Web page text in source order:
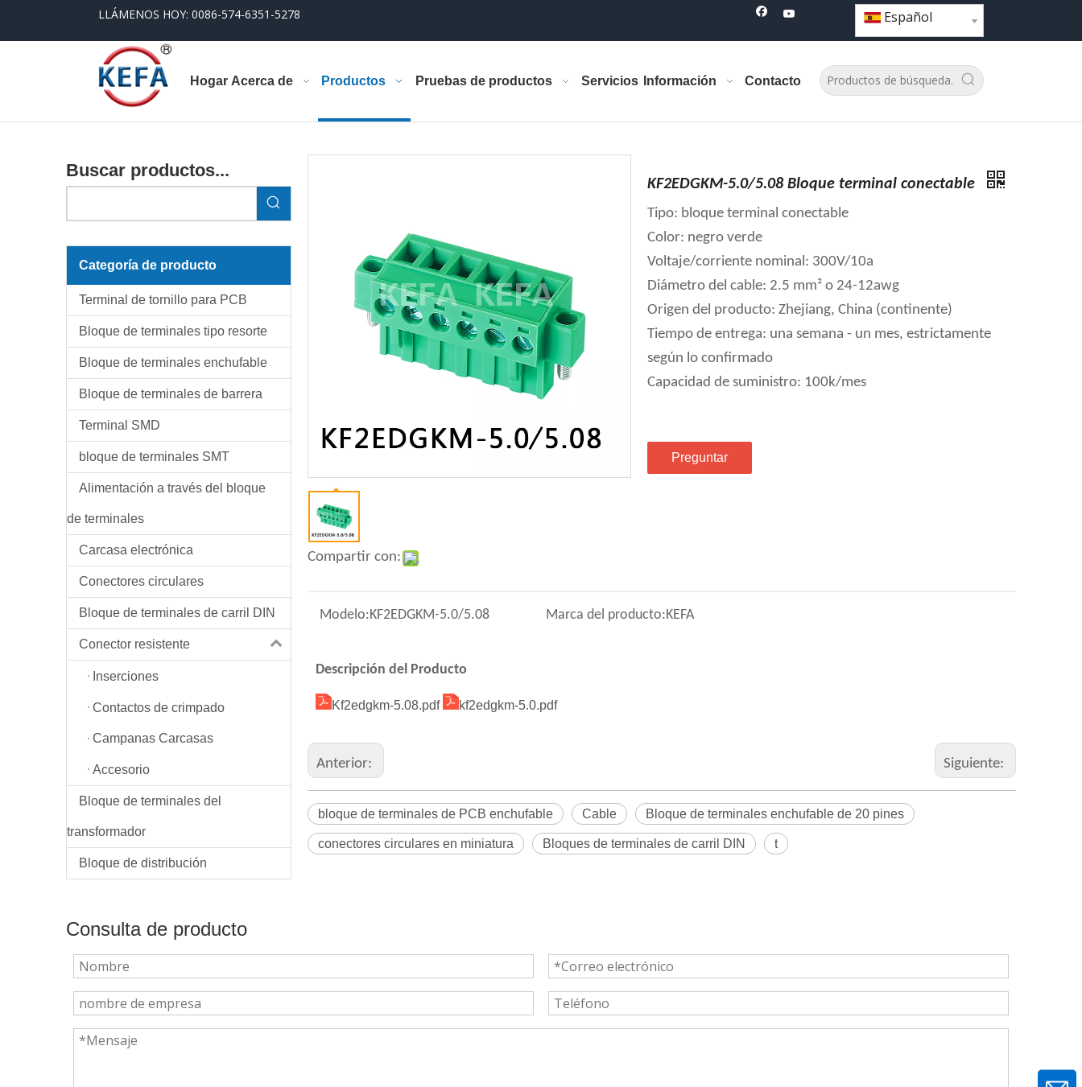
LLÁMENOS HOY: 0086-574-6351-5278 Español
Hogar Acerca de Productos Pruebas de productos Servicios Información Contacto
Buscar productos...
Categoría de producto
Terminal de tornillo para PCB
Bloque de terminales tipo resorte
Bloque de terminales enchufable
Bloque de terminales de barrera
Terminal SMD
bloque de terminales SMT
Alimentación a través del bloque
de terminales
Carcasa electrónica
Conectores circulares
Bloque de terminales de carril DIN
Conector resistente
Inserciones
Contactos de crimpado
Campanas Carcasas
Accesorio
Bloque de terminales del
transformador
Bloque de distribución
Compartir con:
KF2EDGKM-5.0/5.08 Bloque terminal conectable
Tipo: bloque terminal conectable
Color: negro verde
Voltaje/corriente nominal: 300V/10a
Diámetro del cable: 2.5 mm² o 24-12awg
Origen del producto: Zhejiang, China (continente)
Tiempo de entrega: una semana - un mes, estrictamente
según lo confirmado
Capacidad de suministro: 100k/mes
Preguntar
Modelo:KF2EDGKM-5.0/5.08 Marca del producto:KEFA
Descripción del Producto
Kf2edgkm-5.08.pdf kf2edgkm-5.0.pdf
Anterior: Siguiente:
bloque de terminales de PCB enchufable Cable Bloque de terminales enchufable de 20 pines
conectores circulares en miniatura Bloques de terminales de carril DIN t
Consulta de producto